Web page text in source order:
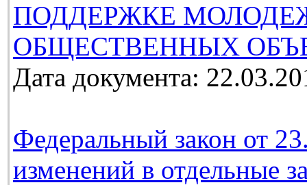
ПОДДЕРЖКЕ
ОБЩЕСТВЕННЫХ
Дата документа:
Федеральный закон от
изменений в отдельные